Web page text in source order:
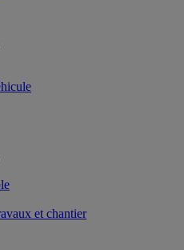
et chantier